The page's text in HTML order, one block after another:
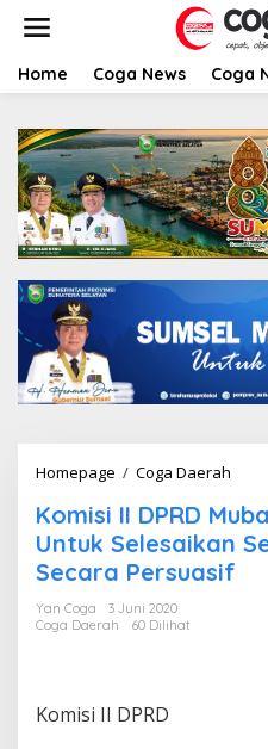
t
Home Coga News Coga
Homepage / Coga Daerah
m
i
s
Komisi II DPRD
Untuk Selesaikan
Secara Persuasif
Yan Coga
3 Juni 2020
Coga Daerah
60 Dilihat
Komisi II DPRD